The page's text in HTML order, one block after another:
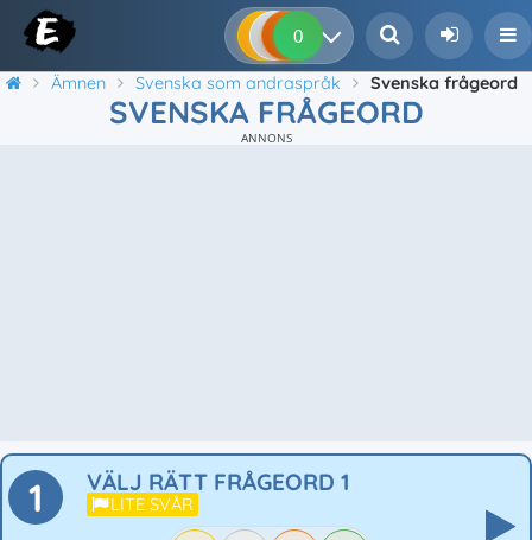
0 0 0
Ämnen Svenska som andraspråk Svenska frågeord
SVENSKA FRÅGEORD
ANNONS
1 VÄLJ RÄTT FRÅGEORD 1
LITE SVÅR